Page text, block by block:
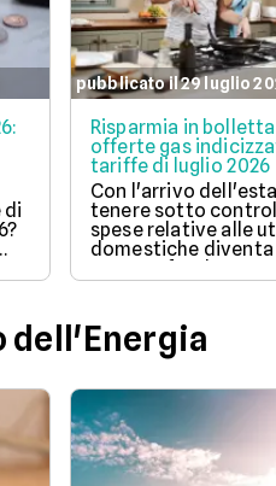
di
pubblicato il 29 luglio
Risparmia in
offerte gas
tariffe di luglio 2026
Con l'arrivo
tenere sotto
spese relative alle
domestiche diventa
aspetto
la pianificazione del
soluzione a prezzo
consente di
propria bolletta
all'andamento
del mercato
naturale.
dell'Energia